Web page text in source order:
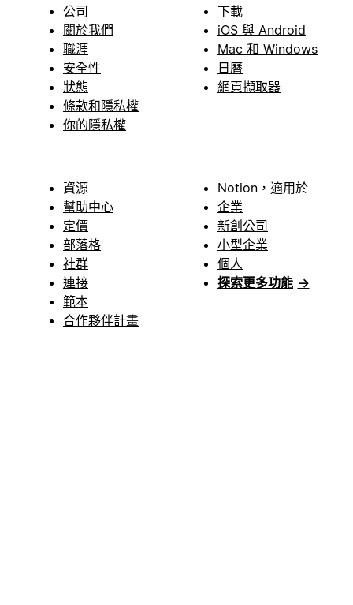
公司
關於我們
職涯
安全性
狀態
條款和隱私權
你的隱私權
下載
iOS 與 Android
Mac 和 Windows
日曆
網頁擷取器
資源
幫助中心
定價
部落格
社群
連接
範本
合作夥伴計畫
Notion，適用於
企業
新創公司
小型企業
個人
探索更多功能 →